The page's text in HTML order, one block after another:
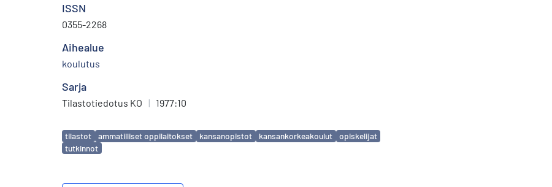
ISSN
0355-2268
Aihealue
koulutus
Sarja
Tilastotiedotus KO | 1977:10
Avainsanat
tilastot ammatilliset oppilaitokset kansanopistot kansankorkeakoulut
opiskelijat
tutkinnot